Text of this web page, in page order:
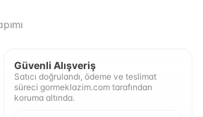
Güvenli Alışveriş
Satıcı doğrulandı, ödeme ve teslimat
süreci gormeklazim.com tarafından
koruma altında.